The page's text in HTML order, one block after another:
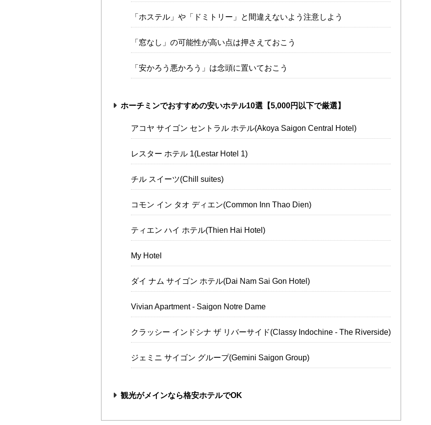
「ホステル」や「ドミトリー」と間違えないよう注意しよう
「窓なし」の可能性が高い点は押さえておこう
「安かろう悪かろう」は念頭に置いておこう
ホーチミンでおすすめの安いホテル10選【5,000円以下で厳選】
アコヤ サイゴン セントラル ホテル(Akoya Saigon Central Hotel)
レスター ホテル 1(Lestar Hotel 1)
チル スイーツ(Chill suites)
コモン イン タオ ディエン(Common Inn Thao Dien)
ティエン ハイ ホテル(Thien Hai Hotel)
My Hotel
ダイ ナム サイゴン ホテル(Dai Nam Sai Gon Hotel)
Vivian Apartment - Saigon Notre Dame
クラッシー インドシナ ザ リバーサイド(Classy Indochine - The Riverside)
ジェミニ サイゴン グループ(Gemini Saigon Group)
観光がメインなら格安ホテルでOK